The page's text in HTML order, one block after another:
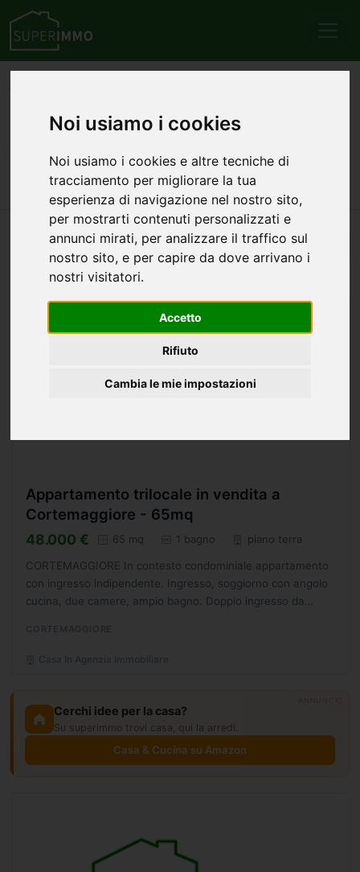
Noi usiamo i cookies
Noi usiamo i cookies e altre tecniche di
tracciamento per migliorare la tua
esperienza di navigazione nel nostro sito,
per mostrarti contenuti personalizzati e
annunci mirati, per analizzare il traffico sul
nostro sito, e per capire da dove arrivano i
nostri visitatori.
Accetto
Rifiuto
Cambia le mie impostazioni
Annunci di appartamenti in
vendita a Cortemaggiore
annunci — 1–3 visualizzati Automatico
Appartamento trilocale in vendita a
Cortemaggiore - 65mq
48.000 € 65 mq 1 bagno piano terra
CORTEMAGGIORE In contesto condominiale appartamento
con ingresso indipendente. Ingresso, soggiorno con angolo
cucina, due camere, ampio bagno. Doppio ingresso da
Cerchi idee per la casa?
Su superimmo trovi casa, qui la arredi.
Casa & Cucina su Amazon